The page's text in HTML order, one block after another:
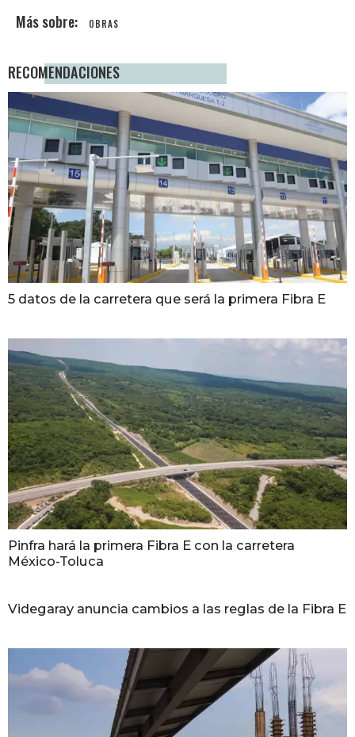
OBRAS
RECOMENDACIONES
5 datos de la carretera que será la primera Fibra E
Pinfra hará la primera Fibra E con la carretera
México-Toluca
Videgaray anuncia cambios a las reglas de la Fibra E